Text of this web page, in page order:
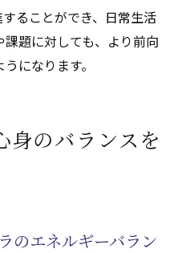
ることができ、日常生活
題に対しても、より前向
になります。
身のバランスを
のエネルギーバラン